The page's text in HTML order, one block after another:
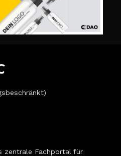
zentrale Fachportal für